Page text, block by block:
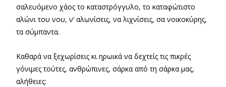
σαλευόμενο χάος το καταστρόγγυλο, το καταφώτιστο
αλώνι του νου, ν’ αλωνίσεις, να λιχνίσεις, σα νοικοκύρης,
τα σύμπαντα.
Καθαρά να ξεχωρίσεις κι ηρωικά να δεχτείς τις πικρές
γόνιμες τούτες, ανθρώπινες, σάρκα από τη σάρκα μας,
αλήθειες: